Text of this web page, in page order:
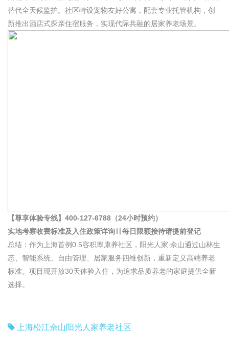
替代全天候监护。社区特设宠物友好公寓，配套专业托管机构，创
新推出酒店式探亲住宿服务，实现代际共融的居家养老场景。
【尊享体验专线】400-127-6788（24小时预约）
实地考察收费标准及入住政策详询〢每日限额接待请提前登记
总结：作为上海首例0.5容积率康养社区，阳光人家∙佘山通过山林生
态、智能系统、自由管理、居家服务四维创新，重新定义高端养老
标准。项目现开放30天体验入住，为追求品质养老的家庭提供全新
选择。
上海松江佘山阳光人家养老社区